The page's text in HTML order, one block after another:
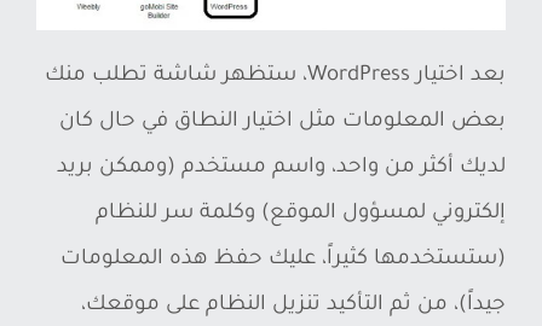
بعد اختيار WordPress، ستظهر شاشة تطلب منك
بعض المعلومات مثل اختيار النطاق في حال كان
لديك أكثر من واحد، واسم مستخدم (وممكن بريد
إلكتروني لمسؤول الموقع) وكلمة سر للنظام
(ستستخدمها كثيراً، عليك حفظ هذه المعلومات
جيداً)، من ثم التأكيد تنزيل النظام على موقعك،